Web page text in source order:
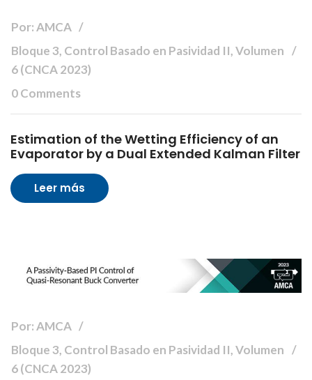
Por: AMCA
Bloque 3, Control Basado en Pasividad II, Volumen
6 (CNCA 2023)
0 Comments
Estimation of the Wetting Efficiency of an
Evaporator by a Dual Extended Kalman Filter
Leer más
Por: AMCA
Bloque 3, Control Basado en Pasividad II, Volumen
6 (CNCA 2023)